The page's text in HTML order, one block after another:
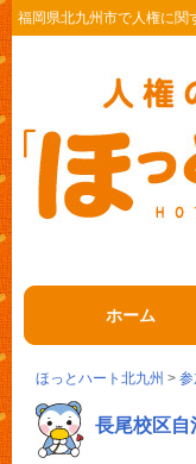
福岡県北九州市で人権に関
ホーム
ほっとハート北九州 >
長尾校区自